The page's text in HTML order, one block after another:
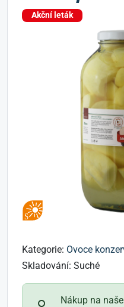
Akční leták
Kategorie: Ovoce
Skladování: Suché
Nákup na